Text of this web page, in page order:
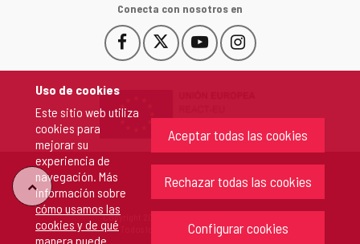
Uso de cookies
Este sitio web utiliza
cookies para
mejorar su
experiencia de
navegación. Más
información sobre
cómo usamos las
cookies y de qué
manera puede
Aceptar todas las cookies
Rechazar todas las cookies
Configurar cookies
Conecta con nosotros en
Facebook
Este
enlace
en
nueva.
Este
enlace
una
ventana
nueva.
YouTube
Este
enlace
una
ventana
nueva.
Instagram
Este
enlace
una
ventana
nueva.
"Volver
arriba"
Copyright 2026 - Junta de Castilla y León
Todos los derechos reservados.